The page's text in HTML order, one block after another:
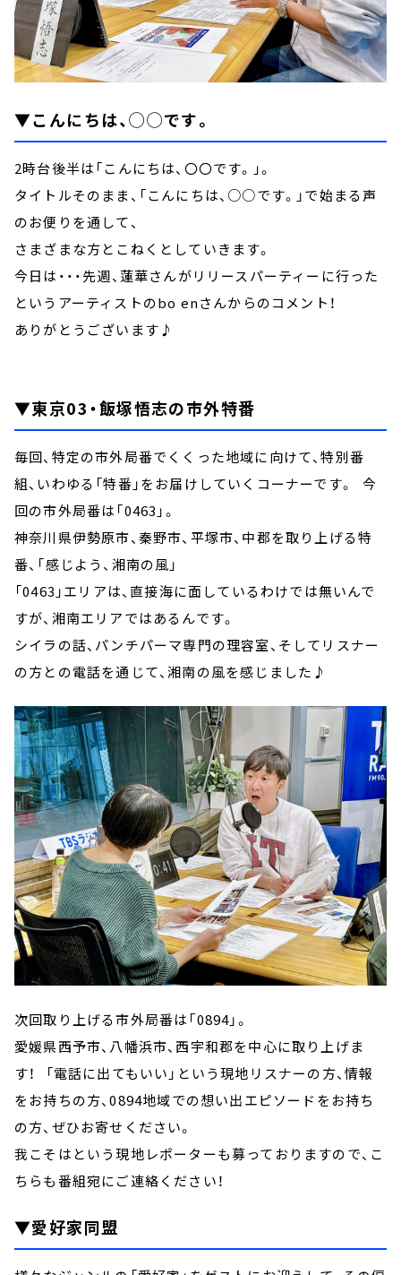
▼こんにちは、◯◯です。
2時台後半は「こんにちは、〇〇です。」。
タイトルそのまま、「こんにちは、○○です。」で始まる声
のお便りを通して、
さまざまな方とこねくとしていきます。
今日は・・・先週、蓮華さんがリリースパーティーに行った
というアーティストのbo enさんからのコメント！
ありがとうございます♪
▼東京03・飯塚悟志の市外特番
毎回、特定の市外局番でくくった地域に向けて、特別番
組、いわゆる「特番」をお届けしていくコーナーです。 今
回の市外局番は「0463」。
神奈川県伊勢原市、秦野市、平塚市、中郡を取り上げる特
番、「感じよう、湘南の風」
「0463」エリアは、直接海に面しているわけでは無いんで
すが、湘南エリアではあるんです。
シイラの話、パンチパーマ専門の理容室、そしてリスナー
の方との電話を通じて、湘南の風を感じました♪
次回取り上げる市外局番は「0894」。
愛媛県西予市、八幡浜市、西宇和郡を中心に取り上げま
す！ 「電話に出てもいい」という現地リスナーの方、情報
をお持ちの方、0894地域での想い出エピソードをお持ち
の方、ぜひお寄せください。
我こそはという現地レポーターも募っておりますので、こ
ちらも番組宛にご連絡ください！
▼愛好家同盟